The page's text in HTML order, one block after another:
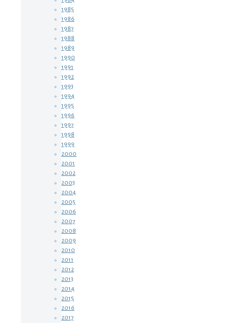
1985
1986
1987
1988
1989
1990
1991
1992
1993
1994
1995
1996
1997
1998
1999
2000
2001
2002
2003
2004
2005
2006
2007
2008
2009
2010
2011
2012
2013
2014
2015
2016
2017